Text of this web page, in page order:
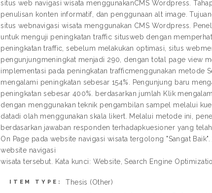
situs web navigasi wisata menggunakanCMS Wordpress.
penulisan konten informatif, dan penggunaan alt image.
situs webnavigasi wisata menggunakan CMS Wordpress.
untuk menguji peningkatan traffic situsweb dengan
peningkatan traffic, sebelum melakukan optimasi, situs
pengunjungmeningkat menjadi 290, dengan total page view
implementasi pada peningkatan trafficmenggunakan metode
mengalami peningkatan sebesar 154%. Pengunjung baru
peningkatan sebesar 400%. berdasarkan jumlah Klik
dengan menggunakan teknik pengambilan sampel melalui
datadi olah menggunakan skala likert. Melalui metode ini,
berdasarkan jawaban responden terhadapkuesioner yang
On Page pada website navigasi wisata tergolong "Sangat
website navigasi
wisata tersebut. Kata kunci: Website, Search Engine
ITEM TYPE: Thesis (Other)